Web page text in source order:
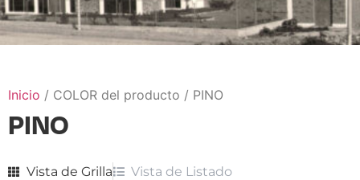
Inicio / COLOR del producto / PINO
PINO
Vista de Grilla
Vista de Listado